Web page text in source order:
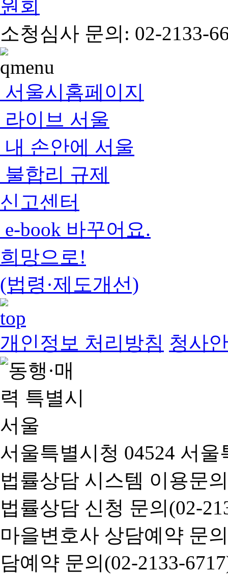
소청심사 문의: 02-2133-
서울시홈페이지
라이브 서울
내 손안에 서울
불합리 규제
신고센터
e-book 바꾸어요.
희망으로!
(법령·제도개선)
개인정보 처리방침 청사
서울특별시청 04524 서
법률상담 시스템 이용문
법률상담 신청 문의(02-
마을변호사 상담예약 문
담예약 문의(02-2133-